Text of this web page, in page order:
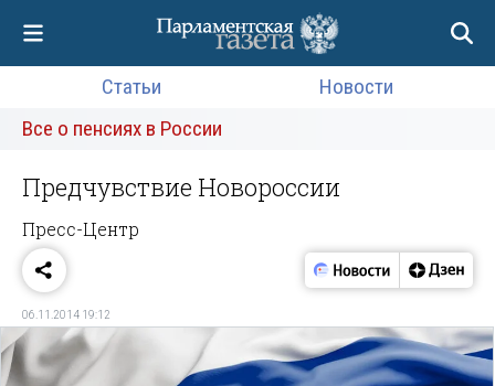
Статьи
Новости
Все о пенсиях в России
Предчувствие Новороссии
Пресс-Центр
06.11.2014 19:12